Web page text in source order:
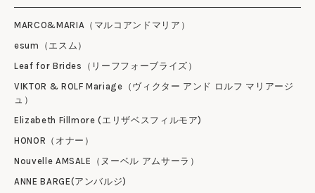
MARCO&MARIA（マルコアンドマリア）
esum（エスム）
Leaf for Brides（リーフフォーブライズ）
VIKTOR & ROLF Mariage（ヴィクター アンド ロルフ マリアージ
ュ）
Elizabeth Fillmore (エリザベスフィルモア)
HONOR（オナー）
Nouvelle AMSALE（ヌーベル アムサーラ）
ANNE BARGE(アンバルジ)